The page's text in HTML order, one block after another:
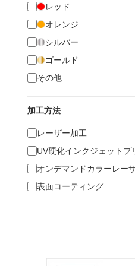
レッド
オレンジ
シルバー
ゴールド
その他
加工方法
レーザー加工
UV硬化インクジェットプ
オンデマンドカラーレー
表面コーティング